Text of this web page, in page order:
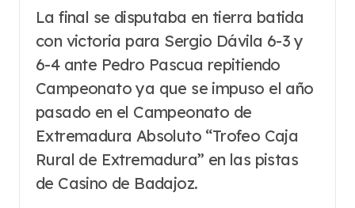
La final se disputaba en tierra batida
con victoria para Sergio Dávila 6-3 y
6-4 ante Pedro Pascua repitiendo
Campeonato ya que se impuso el año
pasado en el Campeonato de
Extremadura Absoluto “Trofeo Caja
Rural de Extremadura” en las pistas
de Casino de Badajoz.